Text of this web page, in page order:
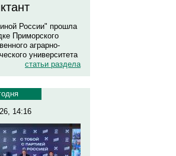
России" прошла
Приморского
аграрно-
университета
статьи раздела
14:16